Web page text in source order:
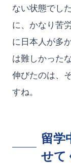
ない状態でし
に、かなり苦
に日本人が多
は難しかった
伸びたのは、
すね。
留学
せて